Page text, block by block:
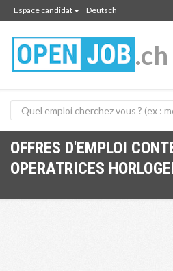
Espace candidat Deutsch
.ch
OFFRES D'EMPLOI
OPERATRICES